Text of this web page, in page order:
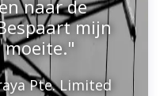
naar de
mijn
Pte. Limited